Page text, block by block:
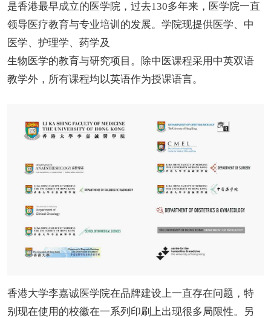
是香港最早成立的医学院，过去130多年来，医学院一直
领导医疗教育与专业培训的发展。学院现提供医学、中
医学、护理学、药学及
生物医学的教育与研究项目。除中医课程采用中英双语
教学外，所有课程均以英语作为授课语言。
香港大学李嘉诚医学院在品牌建设上一直存在问题，特
别现在使用的校徽在一系列印刷上出现很多局限性。另